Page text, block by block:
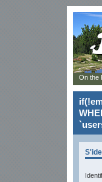
On the